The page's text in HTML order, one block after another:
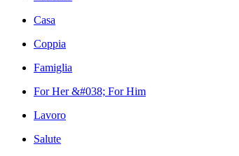
Casa
Coppia
Famiglia
For Her &#038; For Him
Lavoro
Salute